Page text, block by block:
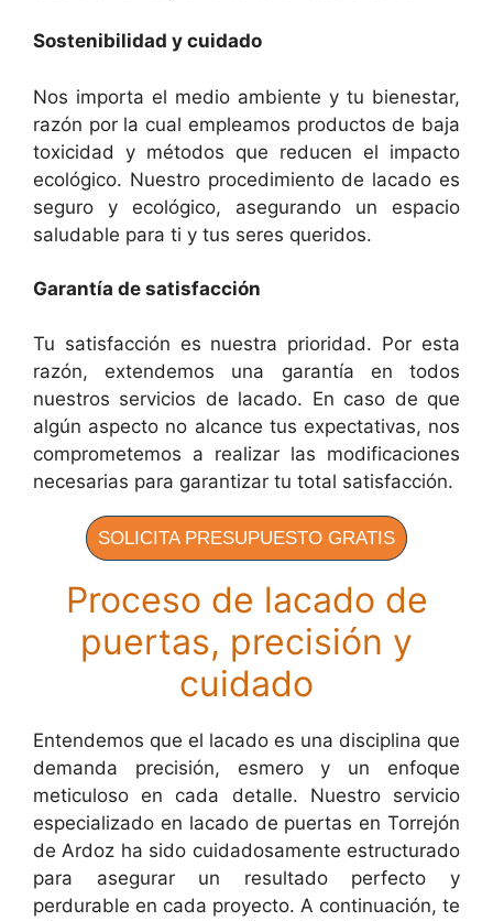
Sostenibilidad y cuidado
Nos importa el medio ambiente y tu bienestar,
razón por la cual empleamos productos de baja
toxicidad y métodos que reducen el impacto
ecológico. Nuestro procedimiento de lacado es
seguro y ecológico, asegurando un espacio
saludable para ti y tus seres queridos.
Garantía de satisfacción
Tu satisfacción es nuestra prioridad. Por esta
razón, extendemos una garantía en todos
nuestros servicios de lacado. En caso de que
algún aspecto no alcance tus expectativas, nos
comprometemos a realizar las modificaciones
necesarias para garantizar tu total satisfacción.
SOLICITA PRESUPUESTO GRATIS
Proceso de lacado de
puertas, precisión y
cuidado
Entendemos que el lacado es una disciplina que
demanda precisión, esmero y un enfoque
meticuloso en cada detalle. Nuestro servicio
especializado en lacado de puertas en Torrejón
de Ardoz ha sido cuidadosamente estructurado
para asegurar un resultado perfecto y
perdurable en cada proyecto. A continuación, te